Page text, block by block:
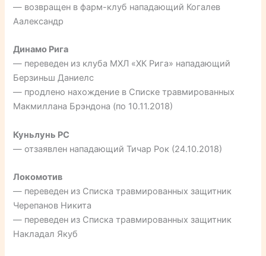
— возвращен в фарм-клуб нападающий Когалев
Аалександр
Динамо Рига
— переведен из клуба МХЛ «ХК Рига» нападающий
Берзиньш Даниелс
— продлено нахождение в Списке травмированных
Макмиллана Брэндона (по 10.11.2018)
Куньлунь РС
— отзаявлен нападающий Тичар Рок (24.10.2018)
Локомотив
— переведен из Списка травмированных защитник
Черепанов Никита
— переведен из Списка травмированных защитник
Накладал Якуб